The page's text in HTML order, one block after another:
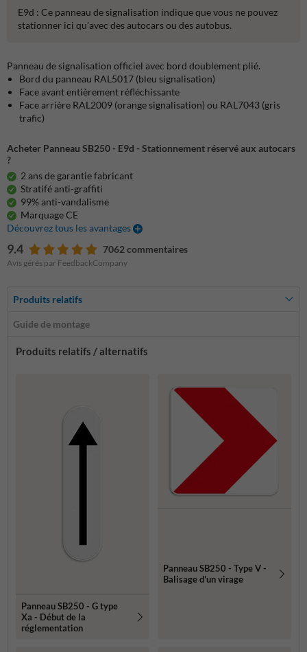
E9d : Ce panneau de signalisation indique que vous ne pouvez
stationner ici qu'avec des autocars ou des autobus.
Panneau de signalisation officiel avec bord doublement plié.
Bord du panneau RAL5017 (bleu signalisation)
Face avant entièrement réfléchissante
Face arrière RAL2009 (orange signalisation) ou RAL7043 (gris
trafic)
Acheter Panneau SB250 - E9d - Stationnement réservé aux autocars
?
2 ans de garantie fabricant
Stratifé anti-graffiti
99% anti-vandalisme
Marquage CE
Découvrez tous les avantages
9.4 7062 commentaires
Avis gérés par FeedbackCompany
Produits relatifs
Guide de montage
Produits relatifs / alternatifs
Panneau SB250 - G type
Xa - Début de la
réglementation
Panneau SB250 - Type V -
Balisage d'un virage